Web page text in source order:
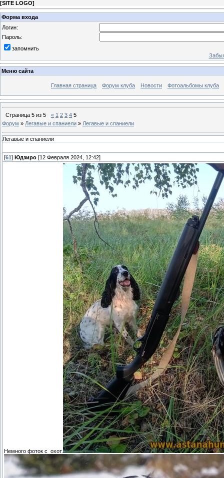
[SITE LOGO]
Форма входа
Логин:
Пароль:
запомнить
Меню сайта
Главная страница Форум клуба Новости Фотоальбомы клуба
Страница 5 из 5 « 1 2 3 4 5
Форум » Легавые и спаниели » Легавые и спаниели
Легавые и спаниели
[61 ] Юдзиро [12 Февраля 2024, 12:42]
Немного фоток с охот.